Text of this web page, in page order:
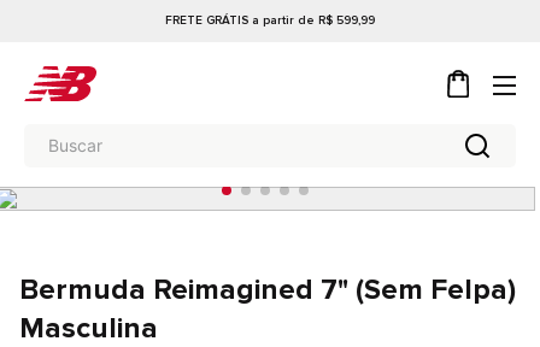
FRETE GRÁTIS a partir de R$ 599,99
Bermuda Reimagined 7" (Sem Felpa)
Masculina